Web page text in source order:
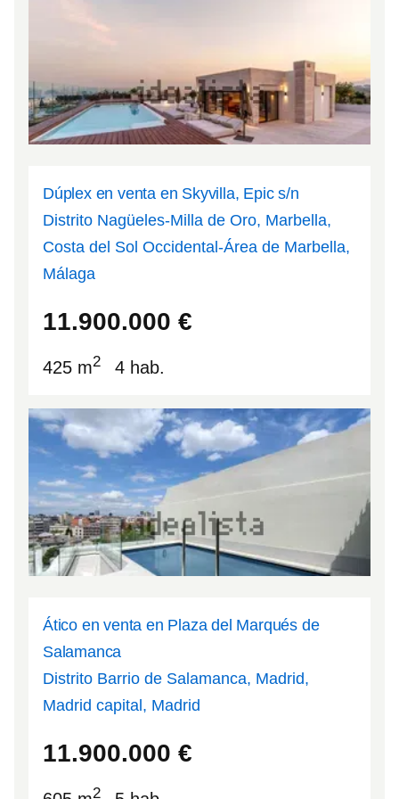
Dúplex en venta en Skyvilla, Epic s/n
Distrito Nagüeles-Milla de Oro, Marbella,
Costa del Sol Occidental-Área de Marbella,
Málaga
11.900.000 €
425 m2 4 hab.
Ático en venta en Plaza del Marqués de
Salamanca
Distrito Barrio de Salamanca, Madrid,
Madrid capital, Madrid
11.900.000 €
2